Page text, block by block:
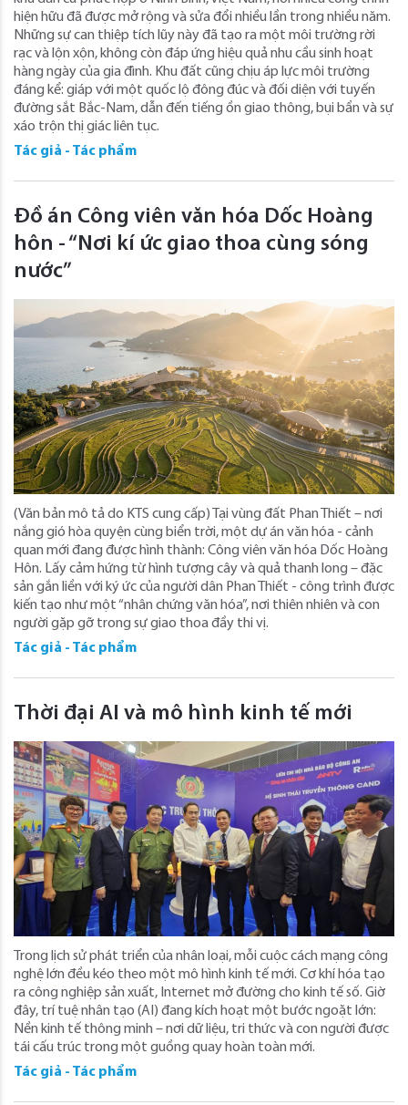
hiện hữu đã được mở rộng và sửa đổi nhiều lần trong nhiều năm.
Những sự can thiệp tích lũy này đã tạo ra một môi trường rời
rạc và lộn xộn, không còn đáp ứng hiệu quả nhu cầu sinh hoạt
hàng ngày của gia đình. Khu đất cũng chịu áp lực môi trường
đáng kể: giáp với một quốc lộ đông đúc và đối diện với tuyến
đường sắt Bắc-Nam, dẫn đến tiếng ồn giao thông, bụi bẩn và sự
xáo trộn thị giác liên tục.
Tác giả - Tác phẩm
Đồ án Công viên văn hóa Dốc Hoàng
hôn - “Nơi kí ức giao thoa cùng sóng
nước”
(Văn bản mô tả do KTS cung cấp) Tại vùng đất Phan Thiết – nơi
nắng gió hòa quyện cùng biển trời, một dự án văn hóa - cảnh
quan mới đang được hình thành: Công viên văn hóa Dốc Hoàng
Hôn. Lấy cảm hứng từ hình tượng cây và quả thanh long – đặc
sản gắn liền với ký ức của người dân Phan Thiết - công trình được
kiến tạo như một “nhân chứng văn hóa”, nơi thiên nhiên và con
người gặp gỡ trong sự giao thoa đầy thi vị.
Tác giả - Tác phẩm
Thời đại AI và mô hình kinh tế mới
Trong lịch sử phát triển của nhân loại, mỗi cuộc cách mạng công
nghệ lớn đều kéo theo một mô hình kinh tế mới. Cơ khí hóa tạo
ra công nghiệp sản xuất, Internet mở đường cho kinh tế số. Giờ
đây, trí tuệ nhân tạo (AI) đang kích hoạt một bước ngoặt lớn:
Nền kinh tế thông minh – nơi dữ liệu, tri thức và con người được
tái cấu trúc trong một guồng quay hoàn toàn mới.
Tác giả - Tác phẩm